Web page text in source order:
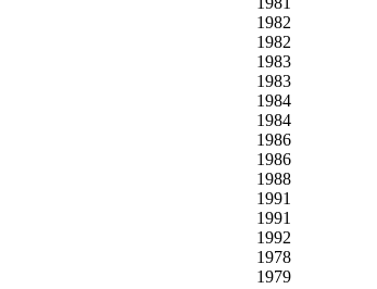
1982
1982
1983
1983
1984
1984
1986
1986
1988
1991
1991
1992
1978
1979